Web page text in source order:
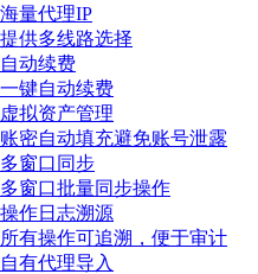
海量代理IP
提供多线路选择
自动续费
一键自动续费
虚拟资产管理
账密自动填充避免账号泄露
多窗口同步
多窗口批量同步操作
操作日志溯源
所有操作可追溯，便于审计
自有代理导入